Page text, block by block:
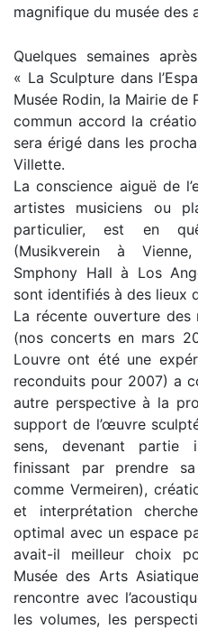
magnifique du musée des
Quelques semaines
« La Sculpture dans
Musée Rodin, la Mairie de
commun accord la
sera érigé dans les
Villette.
La conscience aiguë de
artistes musiciens ou
particulier, est en
(Musikverein à
Smphony Hall à Los
sont identifiés à des lieux
La récente ouverture des
(nos concerts en mars
Louvre ont été une
reconduits pour 2007) a
autre perspective à la
support de l’œuvre
sens, devenant partie
finissant par prendre
comme Vermeiren),
et interprétation
optimal avec un espace
avait-il meilleur choix
Musée des Arts
rencontre avec
les volumes, les